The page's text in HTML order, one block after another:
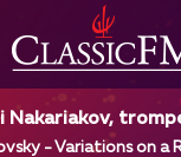
Nakariakov,
Vladimir- Variations on a